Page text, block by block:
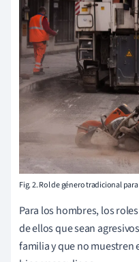
Fig. 2. Rol de género tradicional
Para los hombres, los
de ellos que sean
familia y que no muestren